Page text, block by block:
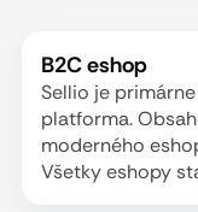
B2C eshop
Sellio je
platforma.
moderného
Všetky eshopy